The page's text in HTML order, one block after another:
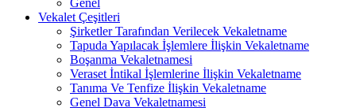
Genel
Vekalet Çeşitleri
Şirketler Tarafından Verilecek Vekaletname
Tapuda Yapılacak İşlemlere İlişkin Vekaletname
Boşanma Vekaletnamesi
Veraset İntikal İşlemlerine İlişkin Vekaletname
Tanıma Ve Tenfize İlişkin Vekaletname
Genel Dava Vekaletnamesi